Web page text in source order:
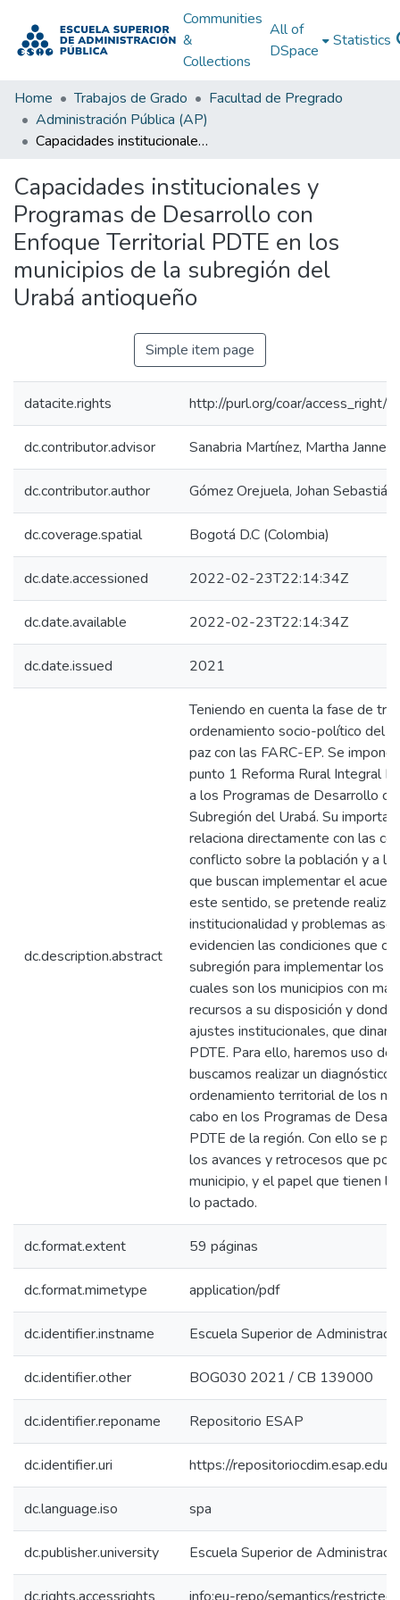
Communities
&
Collections
All of
DSpace
Statistics
Home Trabajos de Grado
Facultad de Pregrado
Administración Pública (AP)
Capacidades institucionales y Programas de Desarrollo con Enfoque Territorial PDTE en los municipios de la subregión del Urabá antioqueño
Capacidades institucionales y
Programas de Desarrollo con
Enfoque Territorial PDTE en los
municipios de la subregión del
Urabá antioqueño
Simple item page
datacite.rights http://purl.org/coar/access_right/
dc.contributor.advisor Sanabria Martínez, Martha Janneth
dc.contributor.author Gómez Orejuela, Johan Sebastián
dc.coverage.spatial Bogotá D.C (Colombia)
dc.date.accessioned 2022-02-23T22:14:34Z
dc.date.available 2022-02-23T22:14:34Z
dc.date.issued 2021
dc.description.abstract
Teniendo en cuenta la fase de
ordenamiento socio-político del
paz con las FARC-EP. Se
punto 1 Reforma Rural Integral
a los Programas de Desarrollo
Subregión del Urabá. Su
relaciona directamente con las
conflicto sobre la población y a
que buscan implementar el
este sentido, se pretende realizar
institucionalidad y problemas
evidencien las condiciones que
subregión para implementar los
cuales son los municipios con
recursos a su disposición y
ajustes institucionales, que
PDTE. Para ello, haremos uso
buscamos realizar un diagnóstico
ordenamiento territorial de los
cabo en los Programas de
PDTE de la región. Con ello se
los avances y retrocesos que
municipio, y el papel que tienen
lo pactado.
dc.format.extent 59 páginas
dc.format.mimetype application/pdf
dc.identifier.instname Escuela Superior de
dc.identifier.other BOG030 2021 / CB 139000
dc.identifier.reponame Repositorio ESAP
dc.identifier.uri https://
dc.language.iso spa
dc.publisher.university Escuela Superior de